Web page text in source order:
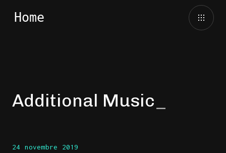
Additional Music
24 novembre 2019